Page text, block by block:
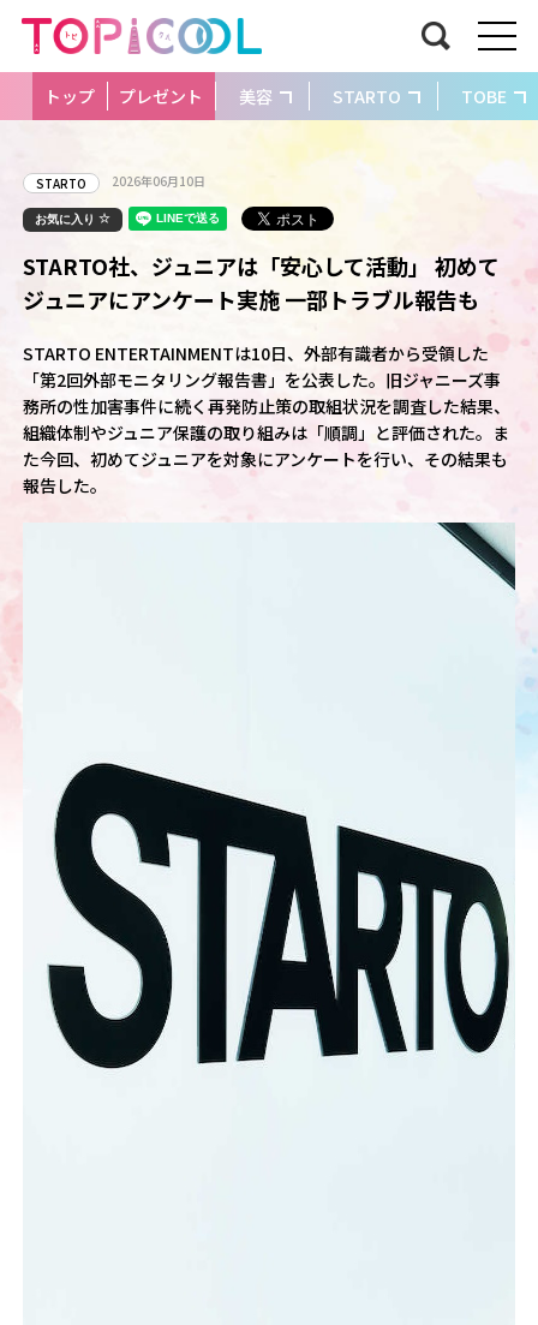
トップ プレゼント 美容 STARTO TOBE
STARTO 2026年06月10日
お気に入り
STARTO社、ジュニアは「安心して活動」 初めて
ジュニアにアンケート実施 一部トラブル報告も
STARTO ENTERTAINMENTは10日、外部有識者から受領した
「第2回外部モニタリング報告書」を公表した。旧ジャニーズ事
務所の性加害事件に続く再発防止策の取組状況を調査した結果、
組織体制やジュニア保護の取り組みは「順調」と評価された。ま
た今回、初めてジュニアを対象にアンケートを行い、その結果も
報告した。